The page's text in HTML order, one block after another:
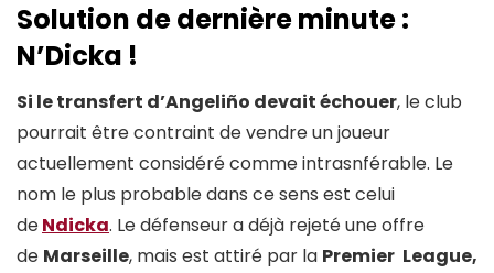
Solution de dernière minute :
N’Dicka !
Si le transfert d’Angeliño devait échouer, le club
pourrait être contraint de vendre un joueur
actuellement considéré comme intrasnférable. Le
nom le plus probable dans ce sens est celui
deNdicka. Le défenseur a déjà rejeté une offre
de Marseille, mais est attiré par la Premier League,